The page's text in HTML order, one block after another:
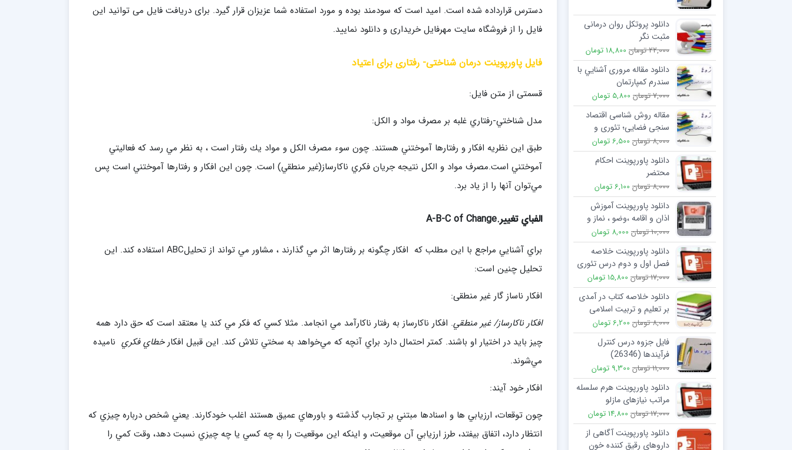
دسترس قرارداده شده است. امید است که سودمند بوده و مورد استفاده شما عزیزان قرار گیرد. برای دریافت فایل می توانید این
فایل را از فروشگاه سایت مهرفایل خریداری و دانلود نمایید.
فایل پاورپوینت درمان شناختی- رفتاری برای اعتیاد
قسمتی از متن فایل:
مدل شناختي-رفتاري غلبه بر مصرف مواد و الكل:
طبق اين نظريه افكار و رفتارها آموختني هستند. چون سوء مصرف الكل و مواد يك رفتار است ، به نظر مي رسد كه فعاليتي
آموختني است.مصرف مواد و الكل نتيجه جريان فكري ناكارساز(غير منطقي) است. چون اين افكار و رفتارها آموختني است پس
مي‌توان آنها را از ياد برد.
الفباي تغيير.A-B-C of Change
براي آشنايي مراجع با اين مطلب كه افكار چگونه بر رفتارها اثر مي گذارند ، مشاور مي تواند از تحليلABC استفاده كند. اين
تحليل چنين است:
افکار ناساز گار غیر منطقی:
افكار ناكارساز/ غير منطقي. افكار ناكارساز به رفتار ناكارآمد مي انجامد. مثلا كسي كه فكر مي كند يا معتقد است كه حق دارد همه
چيز بايد در اختيار او باشند. كمتر احتمال دارد براي آنچه كه مي‌خواهد به سختي تلاش كند. اين قبيل افكارخطاي فكري ناميده
مي‌شوند.
افکار خود آیند:
چون توقعات، ارزيابي ها و اسنادها مبتني بر تجارب گذشته و باورهاي عميق هستند اغلب خودكارند. يعني شخص درباره چيزي كه
انتظار دارد، اتفاق بيفتد، طرز ارزيابي آن موقعيت، و اينكه اين موقعيت را به چه كسي يا چه چيزي نسبت دهد، وقت كمي را
دانلود پروتکل روان درمانی
مثبت نگر
22,000 تومان 18,800 تومان
دانلود مقاله مروری آشنايي با
سندرم کمپارتمان
7,000 تومان 5,800 تومان
مقاله روش شناسی اقتصاد
سنجی فضايی؛ تئوری و
کاربرد
8,000 تومان 6,500 تومان
دانلود پاورپوینت احکام
محتضر
8,000 تومان 6,100 تومان
دانلود پاورپوینت آموزش
اذان و اقامه ،وضو ، نماز و
تیمم
10,000 تومان 8,000 تومان
دانلود پاورپوینت خلاصه
فصل اول و دوم درس تئوری
الاستیسیته
17,000 تومان 15,800 تومان
دانلود خلاصه کتاب در آمدی
بر تعلیم و تربیت اسلامی
(2)
8,000 تومان 6,200 تومان
فایل جزوه درس كنترل
فرآيندها (26346)
11,000 تومان 9,300 تومان
دانلود پاورپوینت هرم سلسله
مراتب نیازهای مازلو
17,000 تومان 14,800 تومان
دانلود پاورپوینت آگاهی از
داروهای رقیق کننده خون